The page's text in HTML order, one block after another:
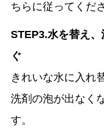
ちらに従ってくだ
STEP3.水を替え
ぐ
きれいな水に入れ
洗剤の泡が出なく
す。